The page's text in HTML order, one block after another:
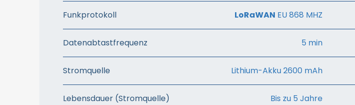
Funkprotokoll LoRaWAN EU 868 MHZ
Datenabtastfrequenz 5 min
Stromquelle Lithium-Akku 2600 mAh
Lebensdauer (Stromquelle) Bis zu 5 Jahre